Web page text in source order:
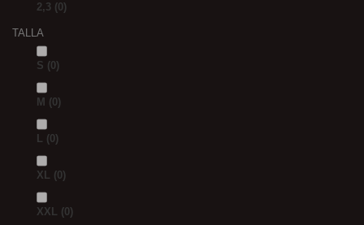
2,3 (0)
TALLA
S (0)
M (0)
L (0)
XL (0)
XXL (0)